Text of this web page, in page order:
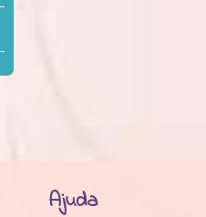
Ajuda